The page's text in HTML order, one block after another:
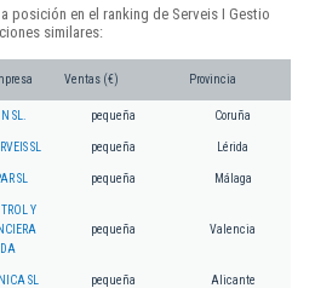
posición en el ranking de Serveis I Gestio
similares:
Ventas (€) Provincia
SL. pequeña Coruña
SL pequeña Lérida
SL pequeña Málaga
Y
pequeña Valencia
SL pequeña Alicante